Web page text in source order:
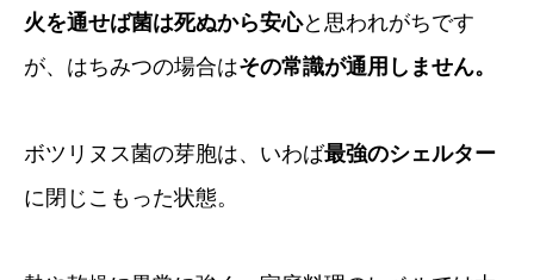
火を通せば菌は死ぬから安心と思われがちです
が、はちみつの場合はその常識が通用しません。
ボツリヌス菌の芽胞は、いわば最強のシェルター
に閉じこもった状態。